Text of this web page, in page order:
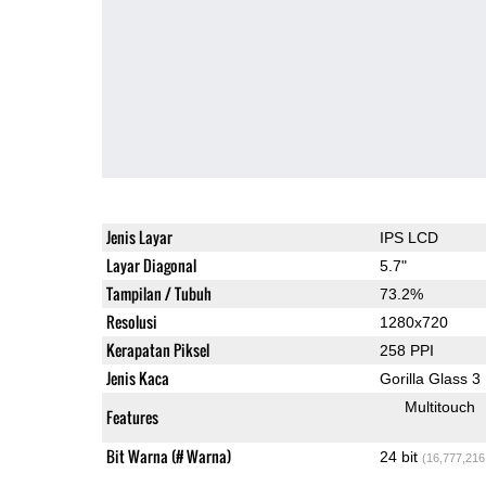
Jenis Layar IPS LCD
Layar Diagonal 5.7"
Tampilan / Tubuh 73.2%
Resolusi 1280x720
Kerapatan Piksel 258 PPI
Jenis Kaca Gorilla Glass 3
Features Multitouch
Bit Warna (# Warna) 24 bit